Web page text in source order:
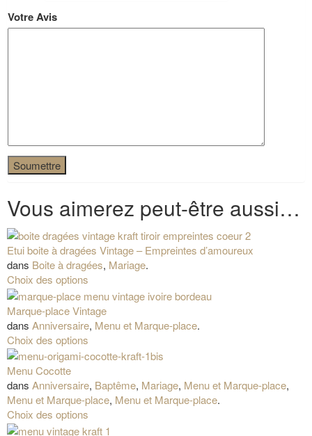
Votre Avis
Vous aimerez peut-être aussi…
Etui boite à dragées Vintage – Empreintes d’amoureux
dans Boite à dragées, Mariage.
Choix des options
Marque-place Vintage
dans Anniversaire, Menu et Marque-place.
Choix des options
Menu Cocotte
dans Anniversaire, Baptême, Mariage, Menu et Marque-place,
Menu et Marque-place, Menu et Marque-place.
Choix des options